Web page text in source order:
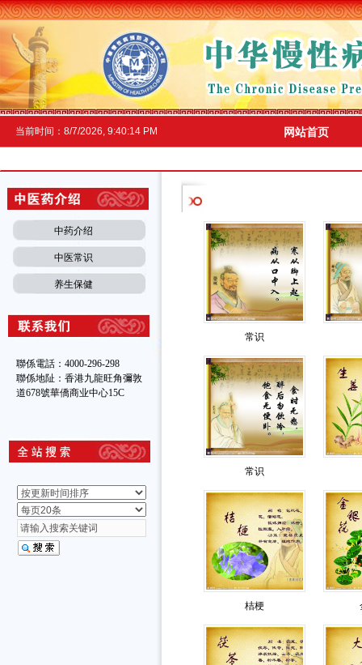
网站首页
当前时间： 8/7/2026, 9:40:14 PM
中药介绍
中医常识
养生保健
聯係電話：4000-296-298
聯係地阯：香港九龍旺角彌敦
道678號華僑商业中心15C
常识
常识
桔梗